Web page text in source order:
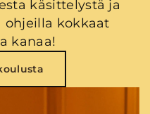
käsittelystä ja
ohjeilla kokkaat
kanaa!